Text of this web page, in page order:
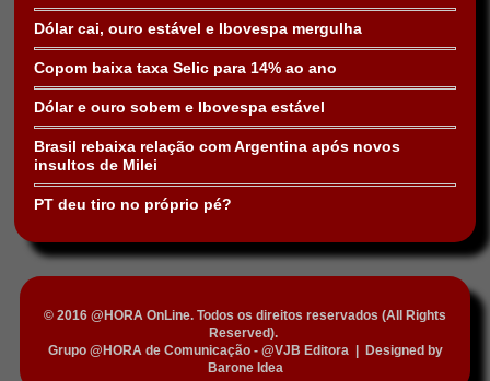
Dólar cai, ouro estável e Ibovespa mergulha
Copom baixa taxa Selic para 14% ao ano
Dólar e ouro sobem e Ibovespa estável
Brasil rebaixa relação com Argentina após novos
insultos de Milei
PT deu tiro no próprio pé?
© 2016 @HORA OnLine. Todos os direitos reservados (All Rights
Reserved).
Grupo @HORA de Comunicação - @VJB Editora|
Designed by
Barone Idea